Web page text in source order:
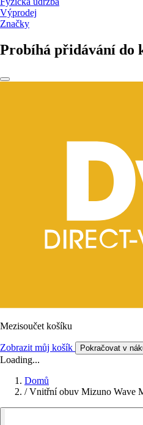
Výprodej
Značky
Probíhá přidávání do
Mezisoučet košíku
Zobrazit můj košík Pokračovat v
Loading...
Domů
/ Vnitřní obuv Mizuno Wave